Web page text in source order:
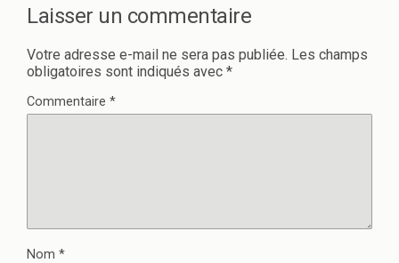
Laisser un commentaire
Votre adresse e-mail ne sera pas publiée. Les champs
obligatoires sont indiqués avec *
Commentaire *
Nom *